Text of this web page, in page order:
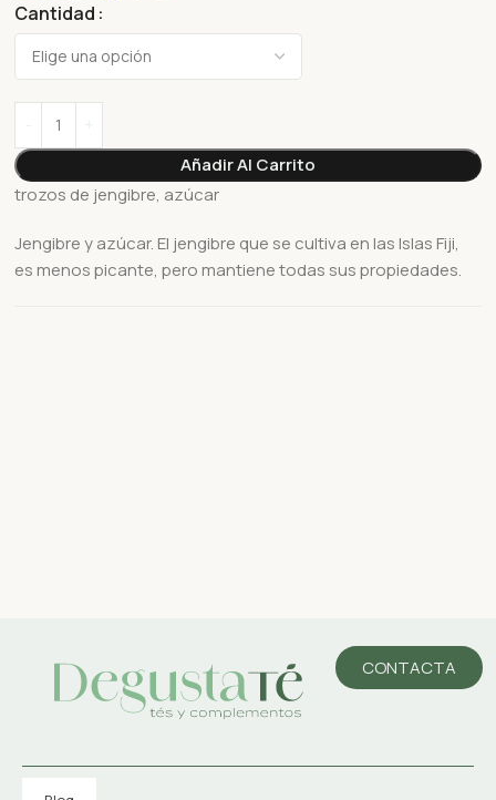
Cantidad
Añadir Al Carrito
trozos de jengibre, azúcar
Jengibre y azúcar. El jengibre que se cultiva en las Islas Fiji,
es menos picante, pero mantiene todas sus propiedades.
CONTACTA